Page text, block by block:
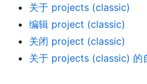
关于 projects (classic)
编辑 project (classic)
关闭 project (classic)
关于 projects (classic) 的